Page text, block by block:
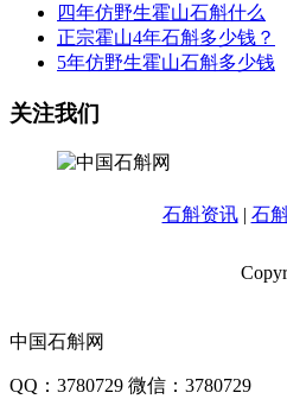
四年仿野生霍山石斛什么
正宗霍山4年石斛多少钱？
5年仿野生霍山石斛多少钱
关注我们
石斛资讯| 石
中国石斛网
QQ：3780729 微信：3780729